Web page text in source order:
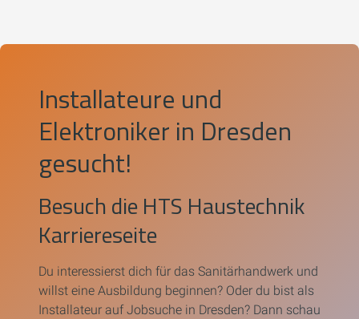
Installateure und
Elektroniker in Dresden
gesucht!
Besuch die HTS Haustechnik
Karriereseite
Du interessierst dich für das Sanitärhandwerk und
willst eine Ausbildung beginnen? Oder du bist als
Installateur auf Jobsuche in Dresden? Dann schau